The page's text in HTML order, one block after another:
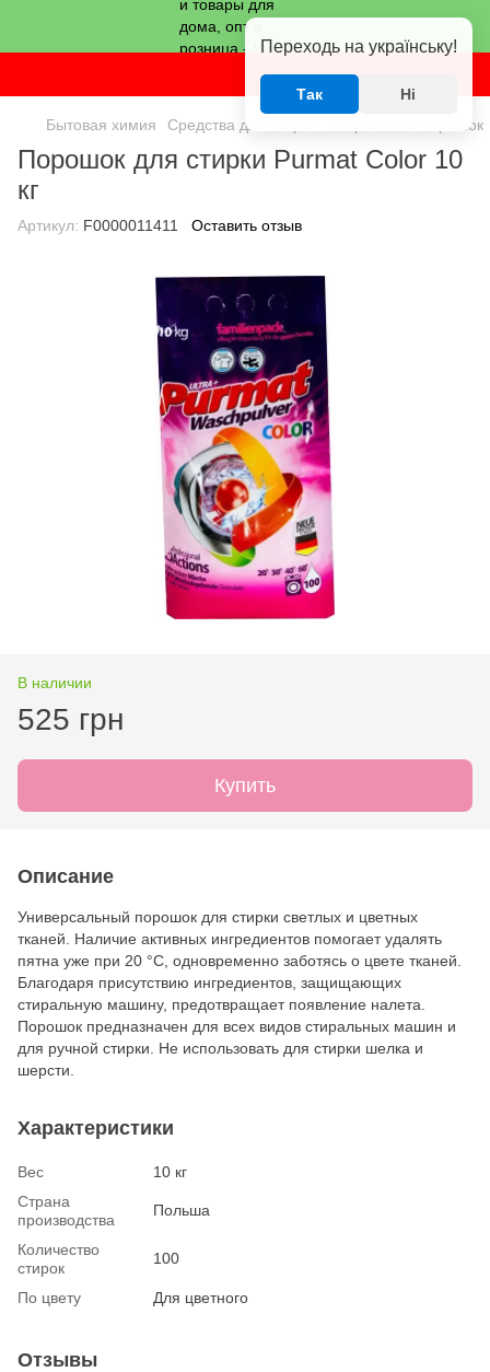
Бытовая химия Средства для стирки Стиральный порошок
Порошок для стирки Purmat Сolor 10
кг
Артикул: F0000011411 Оставить отзыв
В наличии
525 грн
Купить
Описание
Универсальный порошок для стирки светлых и цветных
тканей. Наличие активных ингредиентов помогает удалять
пятна уже при 20 °С, одновременно заботясь о цвете тканей.
Благодаря присутствию ингредиентов, защищающих
стиральную машину, предотвращает появление налета.
Порошок предназначен для всех видов стиральных машин и
для ручной стирки. Не использовать для стирки шелка и
шерсти.
Характеристики
Вес
10 кг
Страна
производства
Польша
Количество
стирок
100
По цвету Для цветного
Отзывы
Переходь на українську!
Так Ні